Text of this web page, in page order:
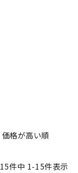
価格が高い順
15件中 1-15件表示